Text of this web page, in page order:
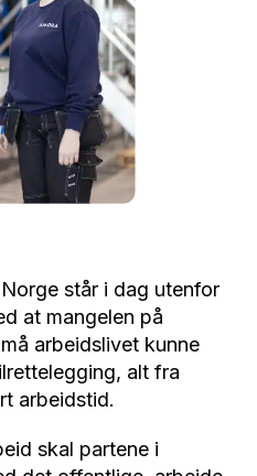
står i dag utenfor
at mangelen på
arbeidslivet kunne
alt fra
arbeidstid.
skal partene i